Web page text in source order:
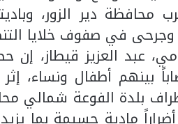
دير الزور،
في صفوف خلايا
عبد العزيز قيطاز، إن
مدنيين بينهم امرأة، و11 مصاباً بينهم
بلدة الفوعة شمالي